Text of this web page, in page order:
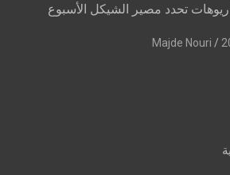
تحدد مصير الشيكل الأسبوع
Majde Nouri